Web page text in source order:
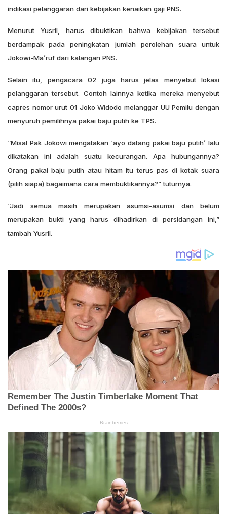
indikasi pelanggaran dari kebijakan kenaikan gaji PNS.
Menurut Yusril, harus dibuktikan bahwa kebijakan tersebut
berdampak pada peningkatan jumlah perolehan suara untuk
Jokowi-Ma’ruf dari kalangan PNS.
Selain itu, pengacara 02 juga harus jelas menyebut lokasi
pelanggaran tersebut. Contoh lainnya ketika mereka menyebut
capres nomor urut 01 Joko Widodo melanggar UU Pemilu dengan
menyuruh pemilihnya pakai baju putih ke TPS.
“Misal Pak Jokowi mengatakan ‘ayo datang pakai baju putih’ lalu
dikatakan ini adalah suatu kecurangan. Apa hubungannya?
Orang pakai baju putih atau hitam itu terus pas di kotak suara
(pilih siapa) bagaimana cara membuktikannya?” tuturnya.
“Jadi semua masih merupakan asumsi-asumsi dan belum
merupakan bukti yang harus dihadirkan di persidangan ini,”
tambah Yusril.